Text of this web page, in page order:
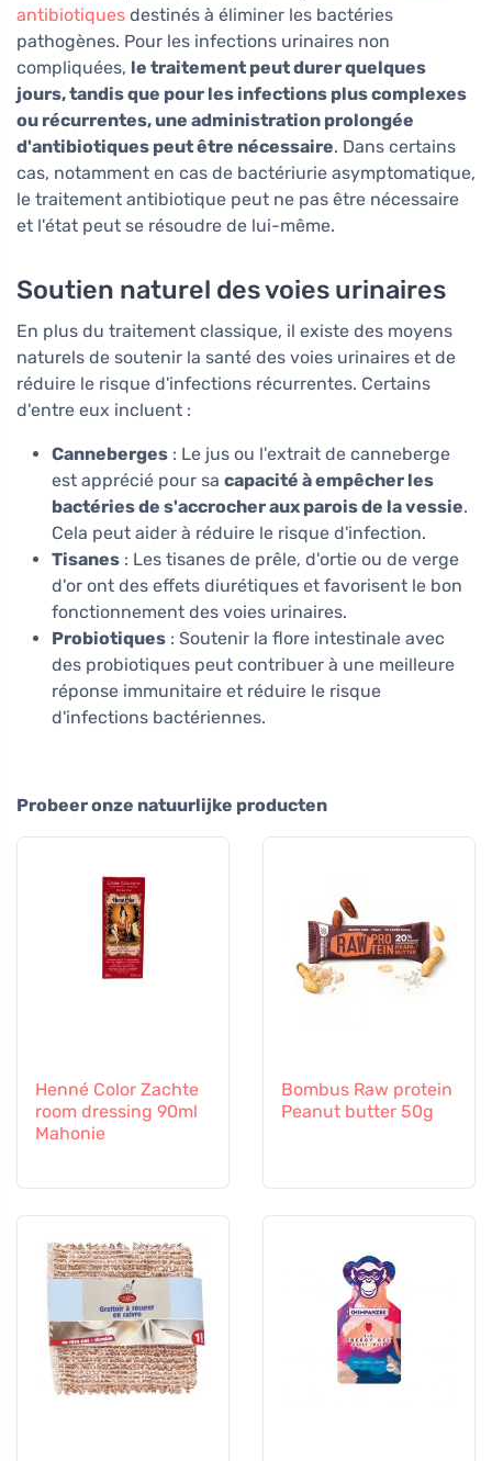
antibiotiques destinés à éliminer les bactéries
pathogènes. Pour les infections urinaires non
compliquées, le traitement peut durer quelques
jours, tandis que pour les infections plus complexes
ou récurrentes, une administration prolongée
d'antibiotiques peut être nécessaire. Dans certains
cas, notamment en cas de bactériurie asymptomatique,
le traitement antibiotique peut ne pas être nécessaire
et l'état peut se résoudre de lui-même.
Soutien naturel des voies urinaires
En plus du traitement classique, il existe des moyens
naturels de soutenir la santé des voies urinaires et de
réduire le risque d'infections récurrentes. Certains
d'entre eux incluent :
Canneberges : Le jus ou l'extrait de canneberge
est apprécié pour sa capacité à empêcher les
bactéries de s'accrocher aux parois de la vessie.
Cela peut aider à réduire le risque d'infection.
Tisanes : Les tisanes de prêle, d'ortie ou de verge
d'or ont des effets diurétiques et favorisent le bon
fonctionnement des voies urinaires.
Probiotiques : Soutenir la flore intestinale avec
des probiotiques peut contribuer à une meilleure
réponse immunitaire et réduire le risque
d'infections bactériennes.
Probeer onze natuurlijke producten
Henné Color Zachte
room dressing 90ml
Mahonie
Bombus Raw protein
Peanut butter 50g